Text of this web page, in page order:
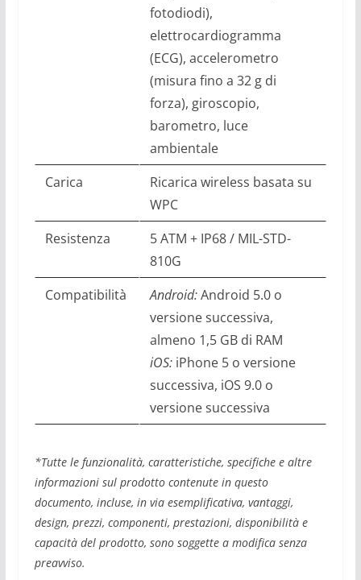
fotodiodi),
elettrocardiogramma
(ECG), accelerometro
(misura fino a 32 g di
forza), giroscopio,
barometro, luce
ambientale
Carica
Ricarica wireless basata su
WPC
Resistenza
5 ATM + IP68 / MIL-STD-
810G
Compatibilità
Android:Android 5.0 o
versione successiva,
almeno 1,5 GB di RAM
iOS:iPhone 5 o versione
successiva, iOS 9.0 o
versione successiva
*Tutte le funzionalità, caratteristiche, specifiche e altre
informazioni sul prodotto contenute in questo
documento, incluse, in via esemplificativa, vantaggi,
design, prezzi, componenti, prestazioni, disponibilità e
capacità del prodotto, sono soggette a modifica senza
preavviso.